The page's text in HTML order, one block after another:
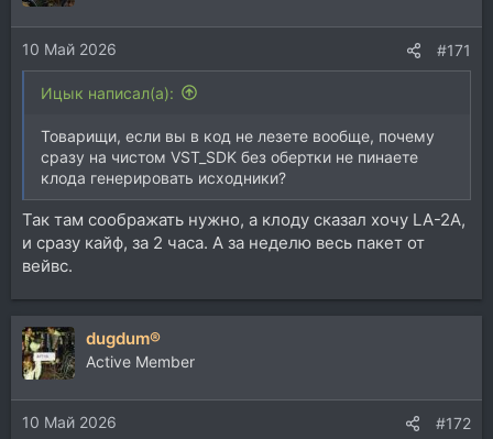
10 Май 2026 #171
Ицык написал(а):
Товарищи, если вы в код не лезете вообще, почему
сразу на чистом VST_SDK без обертки не пинаете
клода генерировать исходники?
Так там соображать нужно, а клоду сказал хочу LA-2A,
и сразу кайф, за 2 часа. А за неделю весь пакет от
вейвс.
dugdum®
Active Member
10 Май 2026 #172